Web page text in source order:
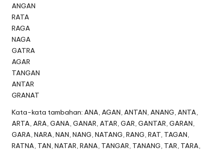
ANGAN
RATA
RAGA
NAGA
GATRA
AGAR
TANGAN
ANTAR
GRANAT
Kata-kata tambahan: ANA, AGAN, ANTAN, ANANG, ANTA,
ARTA, ARA, GANA, GANAR, ATAR, GAR, GANTAR, GARAN,
GARA, NARA, NAN, NANG, NATANG, RANG, RAT, TAGAN,
RATNA, TAN, NATAR, RANA, TANGAR, TANANG, TAR, TARA,